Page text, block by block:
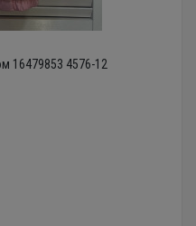
16479853 4576-12